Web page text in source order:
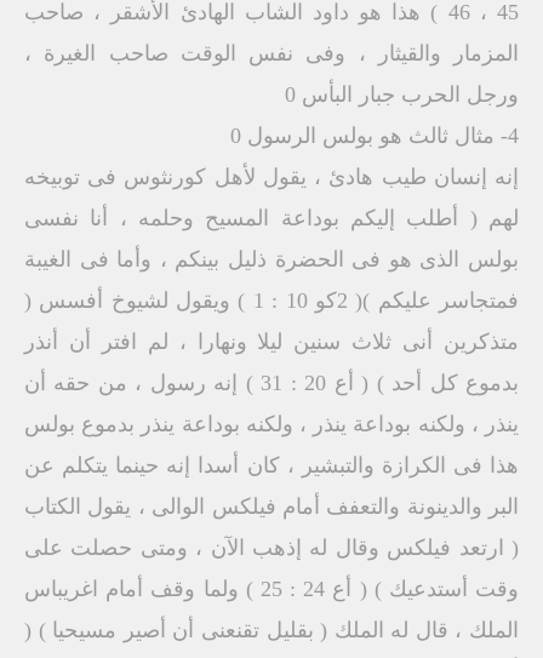
45 ، 46 ) هذا هو داود الشاب الهادئ الأشقر ، صاحب
المزمار والقيثار ، وفى نفس الوقت صاحب الغيرة ،
ورجل الحرب جبار البأس 0
4- مثال ثالث هو بولس الرسول 0
إنه إنسان طيب هادئ ، يقول لأهل كورنثوس فى توبيخه
لهم ( أطلب إليكم بوداعة المسيح وحلمه ، أنا نفسى
بولس الذى هو فى الحضرة ذليل بينكم ، وأما فى الغيبة
فمتجاسر عليكم )( 2كو 10 : 1 ) ويقول لشيوخ أفسس (
متذكرين أنى ثلاث سنين ليلا ونهارا ، لم افتر أن أنذر
بدموع كل أحد ) ( أع 20 : 31 ) إنه رسول ، من حقه أن
ينذر ، ولكنه بوداعة ينذر ، ولكنه بوداعة ينذر بدموع بولس
هذا فى الكرازة والتبشير ، كان أسدا إنه حينما يتكلم عن
البر والدينونة والتعفف أمام فيلكس الوالى ، يقول الكتاب
( ارتعد فيلكس وقال له إذهب الآن ، ومتى حصلت على
وقت أستدعيك ) ( أع 24 : 25 ) ولما وقف أمام اغريباس
الملك ، قال له الملك ( بقليل تقنعنى أن أصير مسيحيا ) (